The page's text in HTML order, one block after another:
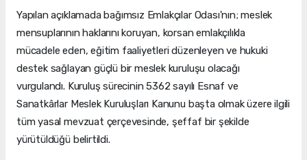
Yapılan açıklamada bağımsız Emlakçılar Odası'nın; meslek
mensuplarının haklarını koruyan, korsan emlakçılıkla
mücadele eden, eğitim faaliyetleri düzenleyen ve hukuki
destek sağlayan güçlü bir meslek kuruluşu olacağı
vurgulandı. Kuruluş sürecinin 5362 sayılı Esnaf ve
Sanatkârlar Meslek Kuruluşları Kanunu başta olmak üzere ilgili
tüm yasal mevzuat çerçevesinde, şeffaf bir şekilde
yürütüldüğü belirtildi.